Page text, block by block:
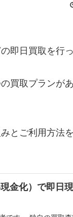
即日買取を行っ
買取プランがあ
とご利用方法
金化）で即日